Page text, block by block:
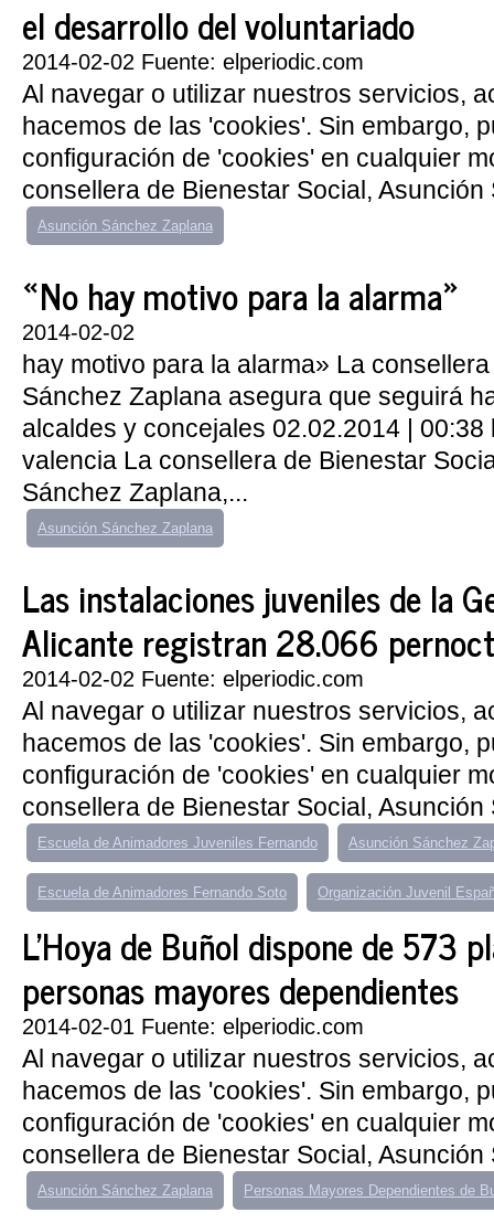
el desarrollo del voluntariado
2014-02-02 Fuente: elperiodic.com
Al navegar o utilizar nuestros servicios,
hacemos de las 'cookies'. Sin embargo,
configuración de 'cookies' en cualquier
consellera de Bienestar Social, Asunción
Asunción Sánchez Zaplana
«No hay motivo para la alarma»
2014-02-02
hay motivo para la alarma» La
Sánchez Zaplana asegura que seguirá
alcaldes y concejales 02.02.2014 | 00:38
valencia La consellera de Bienestar
Sánchez Zaplana,...
Asunción Sánchez Zaplana
Las instalaciones juveniles de la
Alicante registran 28.066
2014-02-02 Fuente: elperiodic.com
Al navegar o utilizar nuestros servicios,
hacemos de las 'cookies'. Sin embargo,
configuración de 'cookies' en cualquier
consellera de Bienestar Social, Asunción
Escuela de Animadores Juveniles Fernando Asunción Sánchez
Escuela de Animadores Fernando Soto Organización Juvenil
L'Hoya de Buñol dispone de 573
personas mayores dependientes
2014-02-01 Fuente: elperiodic.com
Al navegar o utilizar nuestros servicios,
hacemos de las 'cookies'. Sin embargo,
configuración de 'cookies' en cualquier
consellera de Bienestar Social, Asunción
Asunción Sánchez Zaplana Personas Mayores Dependientes de